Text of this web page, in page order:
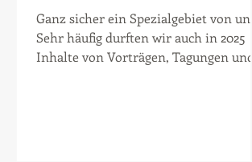
Ganz sicher ein Spezialgebiet von uns.
Sehr häufig durften wir auch in 2025
Inhalte von Vorträgen, Tagungen und